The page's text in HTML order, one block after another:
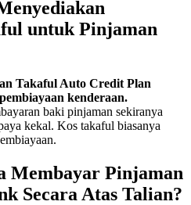
untuk Pinjaman
Takaful Auto Credit Plan
kenderaan.
baki pinjaman sekiranya
kekal. Kos takaful biasanya
Membayar Pinjaman
Secara Atas Talian?